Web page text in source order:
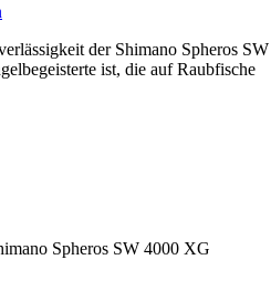
der Shimano Spheros SW
ist, die auf Raubfische